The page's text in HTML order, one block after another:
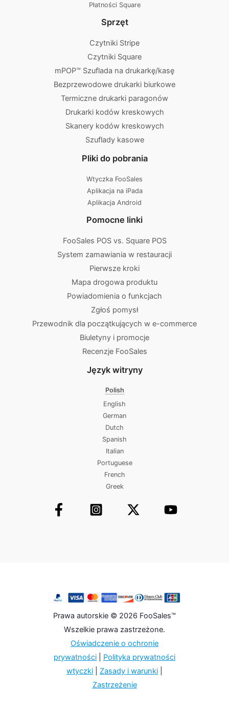
Płatności Square
Sprzęt
Czytniki Stripe
Czytniki Square
mPOP™ Szuflada na drukarkę/kasę
Bezprzewodowe drukarki biurkowe
Termiczne drukarki paragonów
Drukarki kodów kreskowych
Skanery kodów kreskowych
Szuflady kasowe
Pliki do pobrania
Wtyczka FooSales
Aplikacja na iPada
Aplikacja Android
Pomocne linki
FooSales POS vs. Square POS
System zamawiania w restauracji
Pierwsze kroki
Mapa drogowa produktu
Powiadomienia o funkcjach
Zgłoś pomysł
Przewodnik dla początkujących w e-commerce
Biuletyny i promocje
Recenzje FooSales
Język witryny
Polish
English
German
Dutch
Spanish
Italian
Portuguese
French
Greek
Prawa autorskie © 2026 FooSales™
Wszelkie prawa zastrzeżone.
Oświadczenie o ochronie
prywatności
Polityka prywatności
wtyczki
Zasady i warunki
Zastrzeżenie